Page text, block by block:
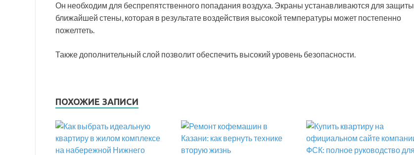
Он необходим для беспрепятственного попадания воздуха. Экраны устанавливаются для защиты
ближайшей стены, которая в результате воздействия высокой температуры может постепенно
пожелтеть.
Также дополнительный слой позволит обеспечить высокий уровень безопасности.
ПОХОЖИЕ ЗАПИСИ